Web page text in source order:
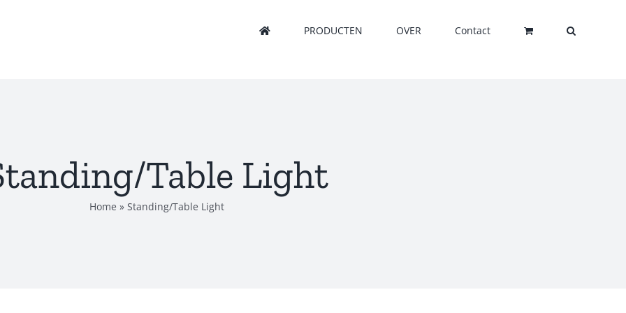
PRODUCTEN OVER Contact
Table Light
Home » Standing/Table Light